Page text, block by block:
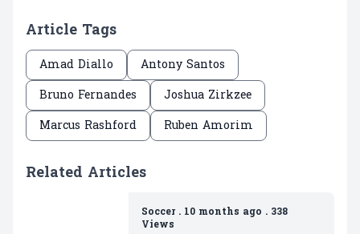
Article Tags
Amad Diallo
Antony Santos
Bruno Fernandes
Joshua Zirkzee
Marcus Rashford
Ruben Amorim
Related Articles
Soccer. 10 months ago . 338
Views